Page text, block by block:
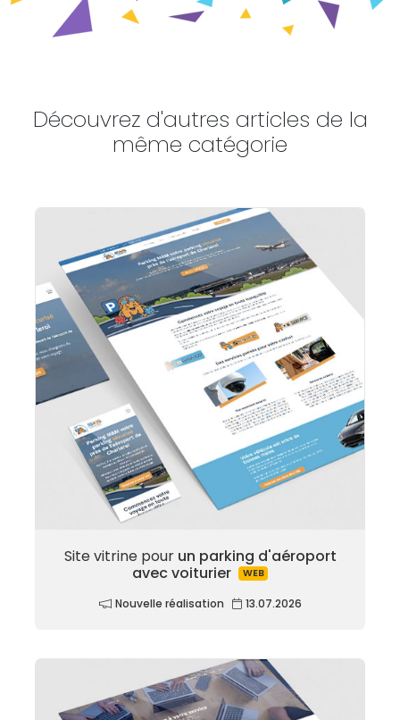
Découvrez d'autres articles de la
même catégorie
Site vitrine pour un parking d'aéroport
avec voiturier
WEB
Nouvelle réalisation 13.07.2026